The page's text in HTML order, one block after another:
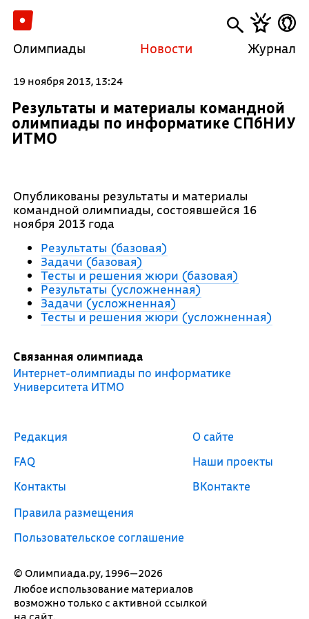
Олимпиады Новости Журнал
19 ноября 2013, 13:24
Результаты и материалы командной
олимпиады по информатике СПбНИУ
ИТМО
Опубликованы результаты и материалы
командной олимпиады, состоявшейся 16
ноября 2013 года
Результаты (базовая)
Задачи (базовая)
Тесты и решения жюри (базовая)
Результаты (усложненная)
Задачи (усложненная)
Тесты и решения жюри (усложненная)
Связанная олимпиада
Интернет-олимпиады по информатике
Университета ИТМО
© Олимпиада.ру, 1996—2026
Любое использование материалов
возможно только с активной ссылкой
на сайт.
Редакция
FAQ
Контакты
Правила размещения
Пользовательское соглашение
О сайте
Наши проекты
ВКонтакте